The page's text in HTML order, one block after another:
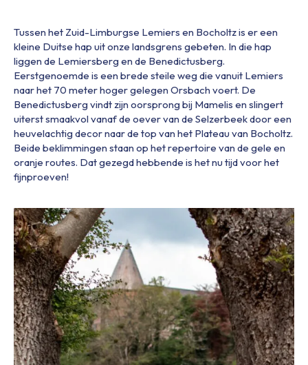
Tussen het Zuid-Limburgse Lemiers en Bocholtz is er een
kleine Duitse hap uit onze landsgrens gebeten. In die hap
liggen de Lemiersberg en de Benedictusberg.
Eerstgenoemde is een brede steile weg die vanuit Lemiers
naar het 70 meter hoger gelegen Orsbach voert. De
Benedictusberg vindt zijn oorsprong bij Mamelis en slingert
uiterst smaakvol vanaf de oever van de Selzerbeek door een
heuvelachtig decor naar de top van het Plateau van Bocholtz.
Beide beklimmingen staan op het repertoire van de gele en
oranje routes. Dat gezegd hebbende is het nu tijd voor het
fijnproeven!